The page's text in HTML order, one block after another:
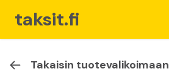
taksit.fi
Takaisin tuotevalikoimaan